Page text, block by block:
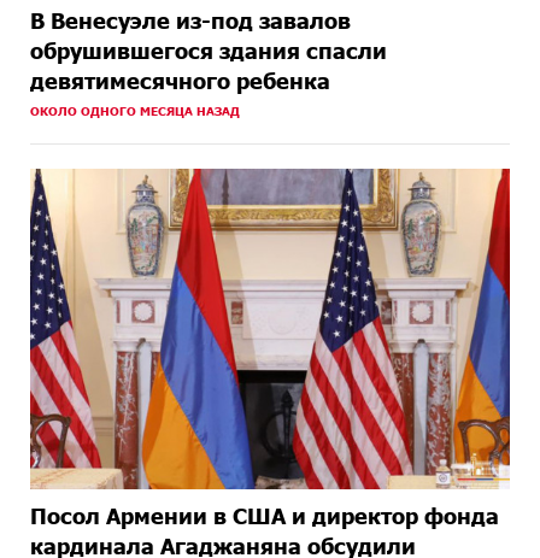
В Венесуэле из-под завалов
обрушившегося здания спасли
девятимесячного ребенка
ОКОЛО ОДНОГО МЕСЯЦА НАЗАД
Посол Армении в США и директор фонда
кардинала Агаджаняна обсудили